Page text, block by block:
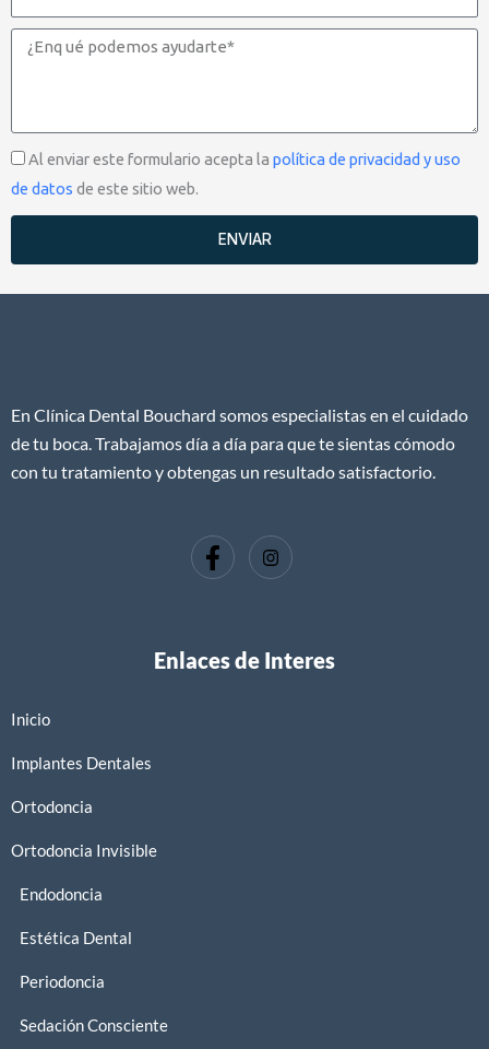
Mensaje
Aceptación
Al enviar este formulario acepta la política de privacidad y uso
de datos de este sitio web.
ENVIAR
En Clínica Dental Bouchard somos especialistas en el cuidado
de tu boca. Trabajamos día a día para que te sientas cómodo
con tu tratamiento y obtengas un resultado satisfactorio.
Enlaces de Interes
Inicio
Implantes Dentales
Ortodoncia
Ortodoncia Invisible
Endodoncia
Estética Dental
Periodoncia
Sedación Consciente